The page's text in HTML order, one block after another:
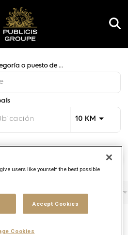
10 KM
Marca
users like yourself the best possible
Accept Cookies
Cookies